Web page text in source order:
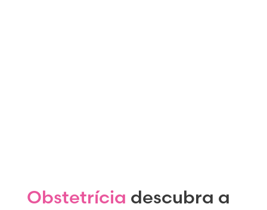
Obstetrícia descubra a